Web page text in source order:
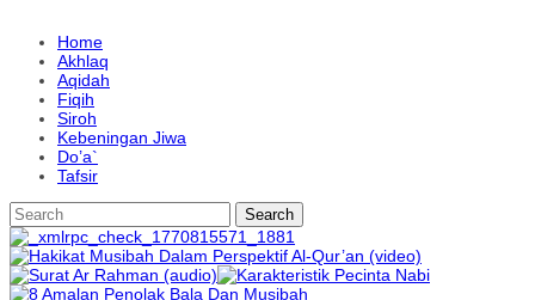
Home
Akhlaq
Aqidah
Fiqih
Siroh
Kebeningan Jiwa
Do’a`
Tafsir